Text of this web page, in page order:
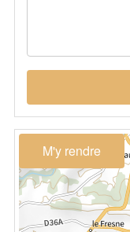
M'y rendre